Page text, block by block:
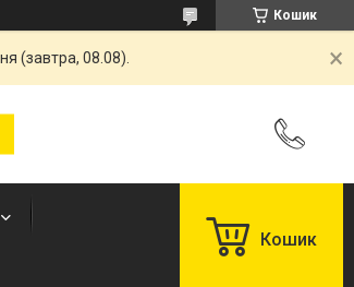
Кошик
(завтра, 08.08).
Кошик